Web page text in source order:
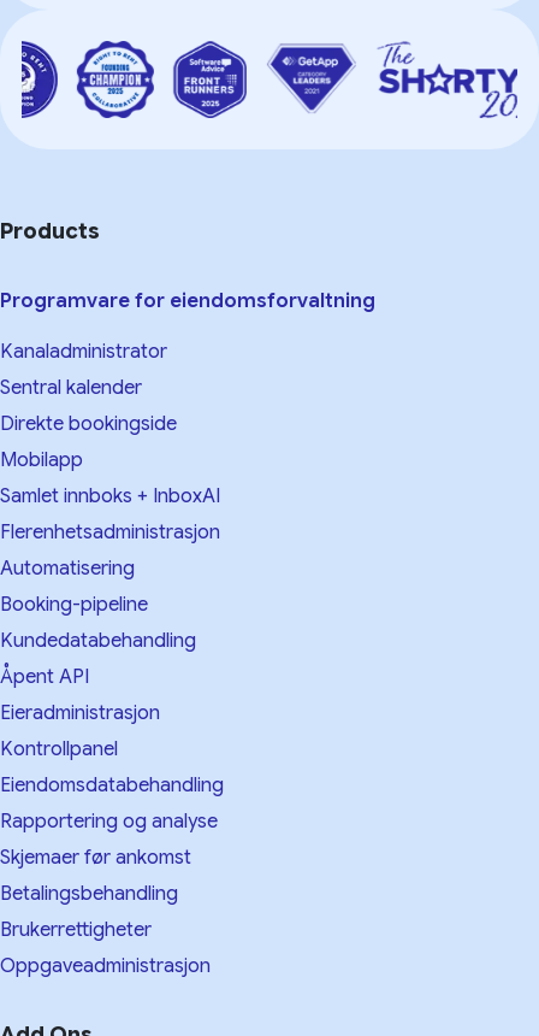
Products
Programvare for eiendomsforvaltning
Kanaladministrator
Sentral kalender
Direkte bookingside
Mobilapp
Samlet innboks + InboxAI
Flerenhetsadministrasjon
Automatisering
Booking-pipeline
Kundedatabehandling
Åpent API
Eieradministrasjon
Kontrollpanel
Eiendomsdatabehandling
Rapportering og analyse
Skjemaer før ankomst
Betalingsbehandling
Brukerrettigheter
Oppgaveadministrasjon